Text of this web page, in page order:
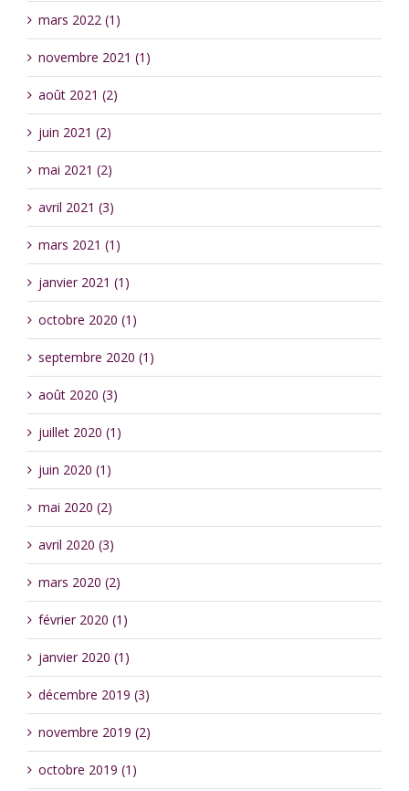
mars 2022 (1)
novembre 2021 (1)
août 2021 (2)
juin 2021 (2)
mai 2021 (2)
avril 2021 (3)
mars 2021 (1)
janvier 2021 (1)
octobre 2020 (1)
septembre 2020 (1)
août 2020 (3)
juillet 2020 (1)
juin 2020 (1)
mai 2020 (2)
avril 2020 (3)
mars 2020 (2)
février 2020 (1)
janvier 2020 (1)
décembre 2019 (3)
novembre 2019 (2)
octobre 2019 (1)